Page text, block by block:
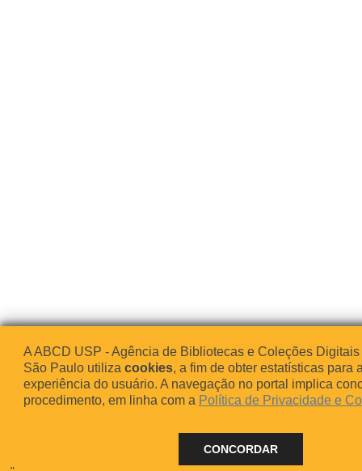
A ABCD USP - Agência de Bibliotecas e Coleções
São Paulo utiliza cookies, a fim de obter estatísticas para
experiência do usuário. A navegação no portal implica
procedimento, em linha com a Política de Privacidade e
CONCORDAR